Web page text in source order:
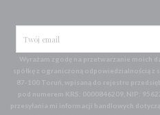
Wyrażam zgodę na przetwarzanie moich
spółkę z ograniczoną odpowiedzialnością z
87-100 Toruń, wpisaną do rejestru
pod numerem KRS: 0000846209, NIP:
przesyłania mi informacji handlowych